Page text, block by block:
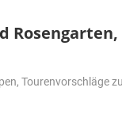
,Tourenvorschläge